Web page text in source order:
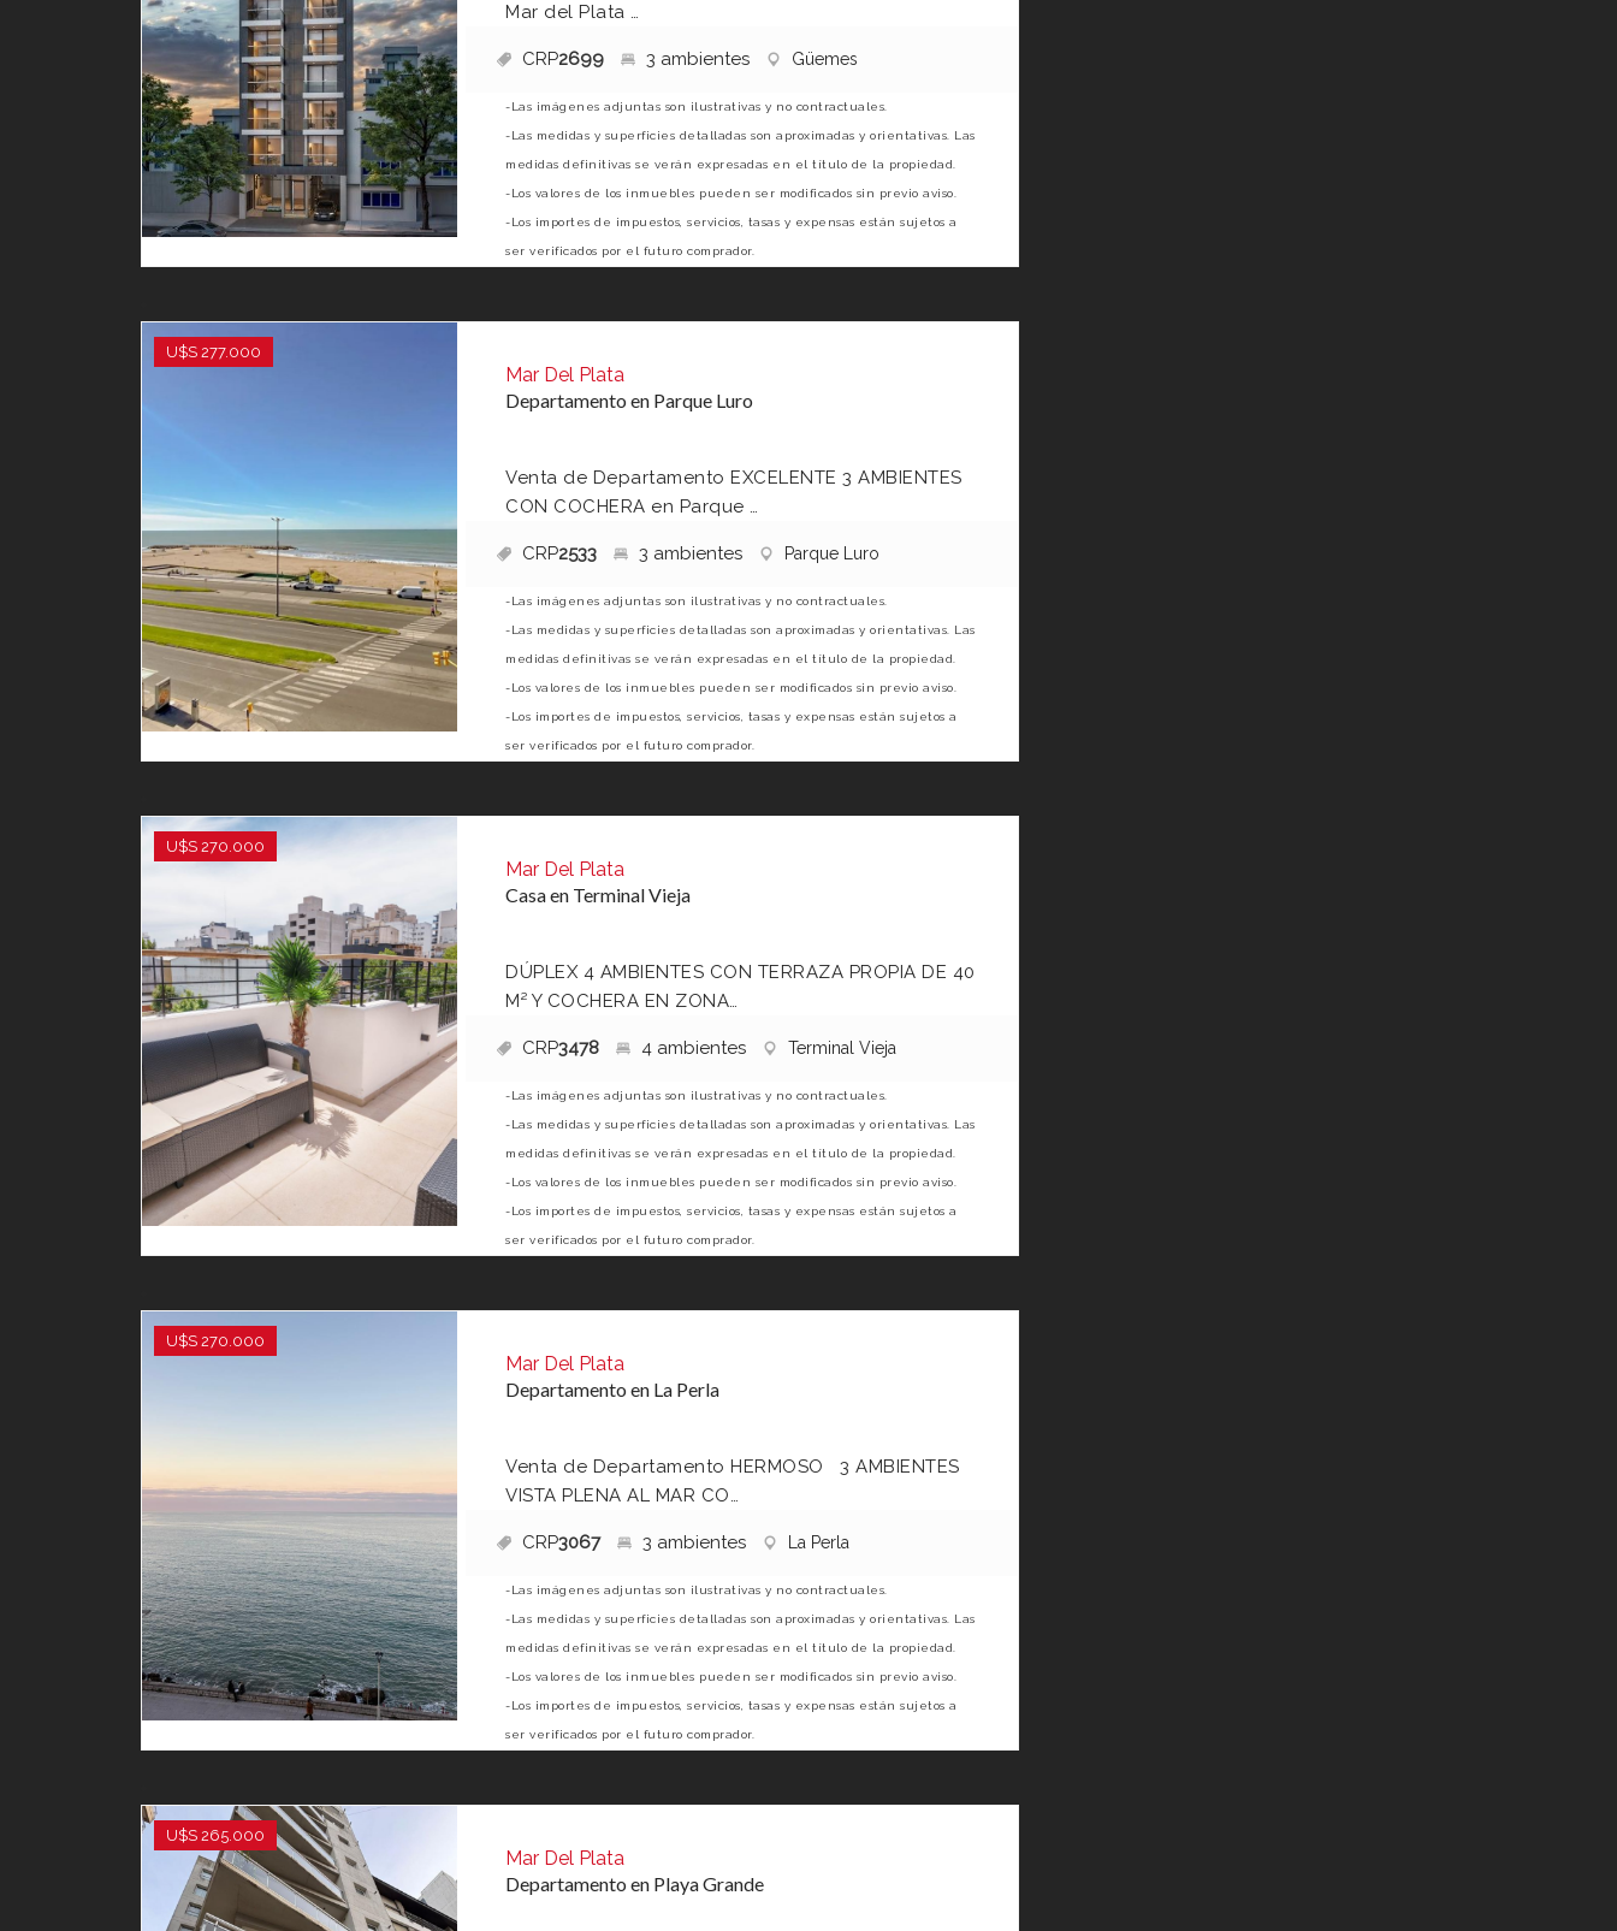
Mar del Plata …
CRP2699 3 ambientes Güemes
-Las imágenes adjuntas son ilustrativas y no contractuales.
-Las medidas y superficies detalladas son aproximadas y orientativas. Las
medidas definitivas se verán expresadas en el título de la propiedad.
-Los valores de los inmuebles pueden ser modificados sin previo aviso.
-Los importes de impuestos, servicios, tasas y expensas están sujetos a
ser verificados por el futuro comprador.
U$S 277.000
Mar Del Plata
Departamento en Parque Luro
Venta de Departamento EXCELENTE 3 AMBIENTES
CON COCHERA en Parque …
CRP2533 3 ambientes Parque Luro
-Las imágenes adjuntas son ilustrativas y no contractuales.
-Las medidas y superficies detalladas son aproximadas y orientativas. Las
medidas definitivas se verán expresadas en el título de la propiedad.
-Los valores de los inmuebles pueden ser modificados sin previo aviso.
-Los importes de impuestos, servicios, tasas y expensas están sujetos a
ser verificados por el futuro comprador.
U$S 270.000
Mar Del Plata
Casa en Terminal Vieja
DÚPLEX 4 AMBIENTES CON TERRAZA PROPIA DE 40
M² Y COCHERA EN ZONA…
CRP3478 4 ambientes Terminal Vieja
-Las imágenes adjuntas son ilustrativas y no contractuales.
-Las medidas y superficies detalladas son aproximadas y orientativas. Las
medidas definitivas se verán expresadas en el título de la propiedad.
-Los valores de los inmuebles pueden ser modificados sin previo aviso.
-Los importes de impuestos, servicios, tasas y expensas están sujetos a
ser verificados por el futuro comprador.
U$S 270.000
Mar Del Plata
Departamento en La Perla
Venta de Departamento HERMOSO 3 AMBIENTES
VISTA PLENA AL MAR CO…
CRP3067 3 ambientes La Perla
-Las imágenes adjuntas son ilustrativas y no contractuales.
-Las medidas y superficies detalladas son aproximadas y orientativas. Las
medidas definitivas se verán expresadas en el título de la propiedad.
-Los valores de los inmuebles pueden ser modificados sin previo aviso.
-Los importes de impuestos, servicios, tasas y expensas están sujetos a
ser verificados por el futuro comprador.
U$S 265.000
Mar Del Plata
Departamento en Playa Grande